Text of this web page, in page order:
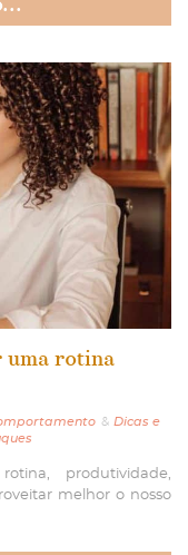
uma rotina
& Dicas e
produtividade,
melhor o nosso